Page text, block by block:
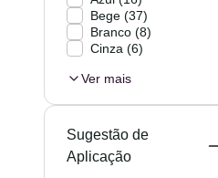
Bege (37)
Branco (8)
Cinza (6)
Ver mais
Sugestão de
Aplicação